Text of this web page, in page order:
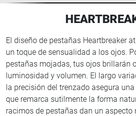
El diseño de pestañas Heartbreaker
un toque de sensualidad a los ojos.
pestañas mojadas, tus ojos brillarán
luminosidad y volumen. El largo
la precisión del trenzado asegura
que remarca sutilmente la forma
racimos de pestañas dan un aspecto